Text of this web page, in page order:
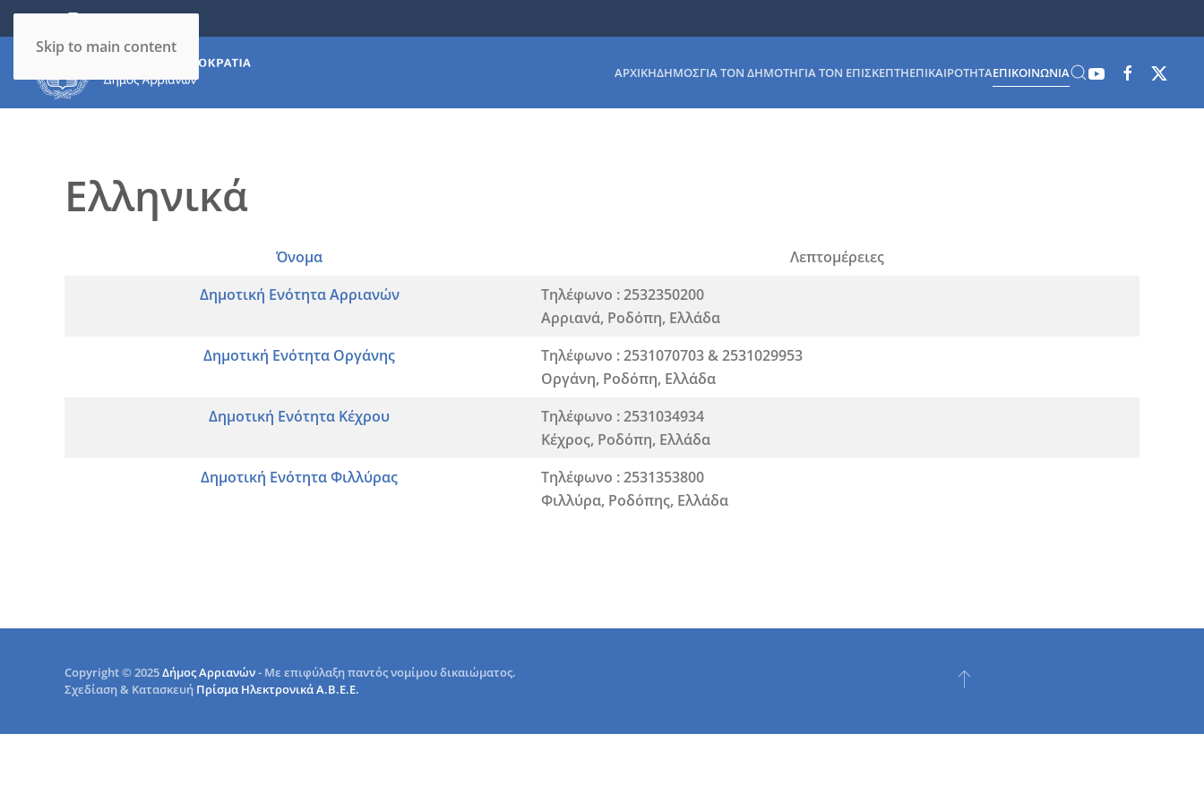
Skip to main content
RSS
ΑΡΧΙΚΉΔΉΜΟΣΓΙΑ ΤΟΝ ΔΗΜΌΤΗΓΙΑ ΤΟΝ ΕΠΙΣΚΈΠΤΗΕΠΙΚΑΙΡΌΤΗΤΑΕΠΙΚΟΙΝΩΝΊΑ
Ελληνικά
Όνομα
Λεπτομέρειες
Δημοτική Ενότητα Αρριανών
Τηλέφωνο : 2532350200
Αρριανά, Ροδόπη, Ελλάδα
Δημοτική Ενότητα Οργάνης
Τηλέφωνο : 2531070703 & 2531029953
Οργάνη, Ροδόπη, Ελλάδα
Δημοτική Ενότητα Κέχρου
Τηλέφωνο : 2531034934
Κέχρος, Ροδόπη, Ελλάδα
Δημοτική Ενότητα Φιλλύρας
Τηλέφωνο : 2531353800
Φιλλύρα, Ροδόπης, Ελλάδα
Copyright © 2025Δήμος Αρριανών- Με επιφύλαξη παντός νομίμου δικαιώματος.
Σχεδίαση & Κατασκευή Πρίσμα Ηλεκτρονικά Α.Β.Ε.Ε.